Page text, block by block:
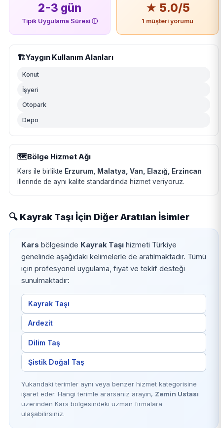
2-3 gün
Tipik Uygulama Süresiⓘ
★ 5.0/5
1 müşteri yorumu
🏗️Yaygın Kullanım Alanları
Konut
İşyeri
Otopark
Depo
🗺️Bölge Hizmet Ağı
Kars ile birlikte Erzurum, Malatya, Van, Elazığ, Erzincan
illerinde de aynı kalite standardında hizmet veriyoruz.
🔍 Kayrak Taşı İçin Diğer Aratılan İsimler
Kars bölgesinde Kayrak Taşıhizmeti Türkiye
genelinde aşağıdaki kelimelerle de aratılmaktadır. Tümü
için profesyonel uygulama, fiyat ve teklif desteği
sunulmaktadır:
Kayrak Taşı
Ardezit
Dilim Taş
Şistik Doğal Taş
Yukarıdaki terimler aynı veya benzer hizmet kategorisine
işaret eder. Hangi terimle ararsanız arayın, Zemin Ustası
üzerinden Kars bölgesindeki uzman firmalara
ulaşabilirsiniz.